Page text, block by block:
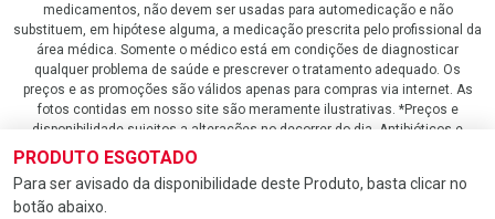
PRODUTO ESGOTADO
Para ser avisado da disponibilidade deste Produto, basta clicar no
botão abaixo.
medicamentos, não devem ser usadas para automedicação e não
substituem, em hipótese alguma, a medicação prescrita pelo profissional da
área médica. Somente o médico está em condições de diagnosticar
qualquer problema de saúde e prescrever o tratamento adequado. Os
preços e as promoções são válidos apenas para compras via internet. As
fotos contidas em nosso site são meramente ilustrativas. *Preços e
disponibilidade sujeitos a alterações no decorrer do dia. Antibióticos e
antimicrobianos vendas apenas em lojas físicas ou televendas. Portaria nº
344 - 01/02/1999 - Ministério da Saúde. Horário de funcionamento Central
de Vendas e Atendimento ao Cliente 4020 4404 ou 0800 282 10 10 de